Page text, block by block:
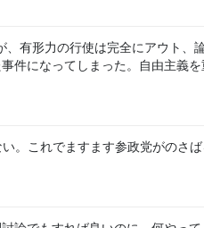
、有形力の行使は完全にアウト、
件になってしまった。自由主義
。これでますます参政党がのさ